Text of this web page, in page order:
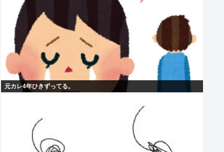
元カレ4年ひきずってる。